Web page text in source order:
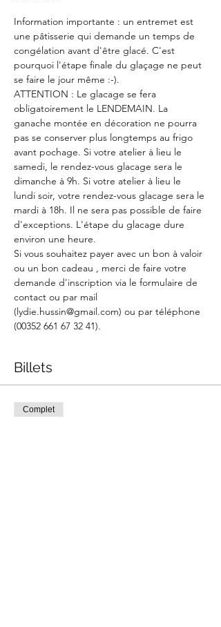
Information importante : un entremet est
une pâtisserie qui demande un temps de
congélation avant d'être glacé. C'est
pourquoi l'étape finale du glaçage ne peut
se faire le jour même :-).
ATTENTION : Le glacage se fera
obligatoirement le LENDEMAIN. La
ganache montée en décoration ne pourra
pas se conserver plus longtemps au frigo
avant pochage. Si votre atelier à lieu le
samedi, le rendez-vous glacage sera le
dimanche à 9h. Si votre atelier à lieu le
lundi soir, votre rendez-vous glacage sera le
mardi à 18h. Il ne sera pas possible de faire
d'exceptions. L'étape du glacage dure
environ une heure.
Si vous souhaitez payer avec un bon à valoir
ou un bon cadeau , merci de faire votre
demande d'inscription via le formulaire de
contact ou par mail
(lydie.hussin@gmail.com) ou par téléphone
(00352 661 67 32 41).
Billets
Complet